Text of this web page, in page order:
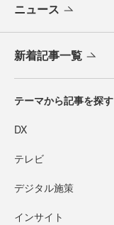
ニュース
新着記事一覧
テーマから記事を探す
DX
テレビ
デジタル施策
インサイト